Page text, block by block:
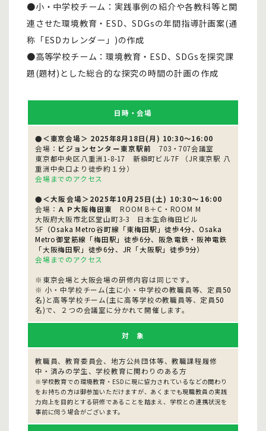
●小・中学校チーム：実践事例の紹介や各教科等と関
連させた環境教育・ESD、SDGsの年間指導計画案(通
称「ESDカレンダー」)の作成
●高等学校チーム：環境教育・ESD、SDGsを探究課
題(題材)とした総合的な探究の時間の計画の作成
日時・会場
●＜東京会場＞ 2025年8月18日(月) 10:30～16:00
会場： ビジョンセンター東京駅前
703・707会議室
東京都中央区八重洲1-8-17 新槇町ビル7F （JR東京駅 八
重洲中央口より徒歩約１分）
会場までのアクセス
●＜大阪会場＞2025年10月25日(土) 10:30～16:00
会場： ＡＰ大阪梅田東
ROOM B＋C・ROOM M
大阪府大阪市北区堂山町3-3 日本生命梅田ビル
5F （Osaka Metro谷町線「東梅田駅」徒歩4分、Osaka
Metro御堂筋線「梅田駅」徒歩6分、阪急電鉄・阪神電鉄
「大阪梅田駅」徒歩6分、JR「大阪駅」徒歩9分）
会場までのアクセス
※東京会場と大阪会場の研修内容は同じです。
※ 小・中学校チーム(主に小・中学校の教職員等、定員50
名)と高等学校チーム(主に高等学校の教職員等、定員50
名)で、２つの会議室に分かれて開催します。
対 象
教職員、教育委員会、地方公共団体等、教職課程履修
中・済みの学生、学校教育に関わりのある方
※学校教育での環境教育・ESDに現に協力されているなどの関わり
をお持ちの方は御参加いただけますが、あくまでも現職教員の実践
力向上を目的とする研修であることを踏まえ、学校との連携状況を
事前に伺う場合がございます。